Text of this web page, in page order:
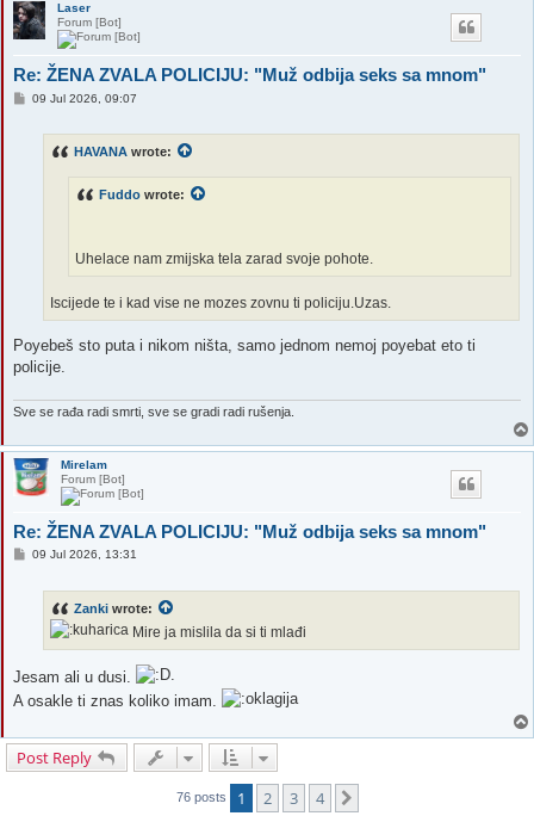
Laser
Forum [Bot]
Re: ŽENA ZVALA POLICIJU: "Muž odbija seks sa mnom"
P09 Jul 2026, 09:07
HAVANA wrote:
Fuddo wrote:
Uhelace nam zmijska tela zarad svoje pohote.
Iscijede te i kad vise ne mozes zovnu ti policiju.Uzas.
Poyebeš sto puta i nikom ništa, samo jednom nemoj poyebat eto ti
policije.
Sve se rađa radi smrti, sve se gradi radi rušenja.
Mirelam
Forum [Bot]
Re: ŽENA ZVALA POLICIJU: "Muž odbija seks sa mnom"
P09 Jul 2026, 13:31
Zanki wrote:
Mire ja mislila da si ti mlađi
Jesam ali u dusi.
A osakle ti znas koliko imam.
Post Reply
76 posts 1 2 3 4